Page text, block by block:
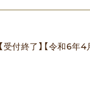
【受付終了】【令和6